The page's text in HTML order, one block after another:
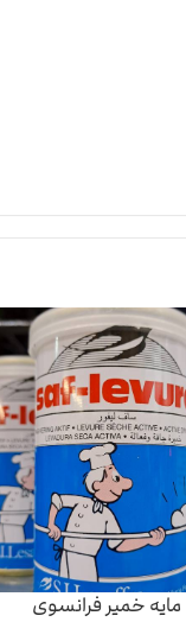
مایه خمیر فرانسوی